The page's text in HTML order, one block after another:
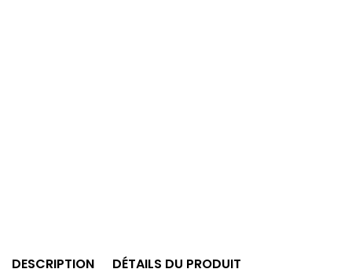
DESCRIPTION DÉTAILS DU PRODUIT